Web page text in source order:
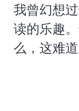
我曾幻想
读的乐趣
么，这难